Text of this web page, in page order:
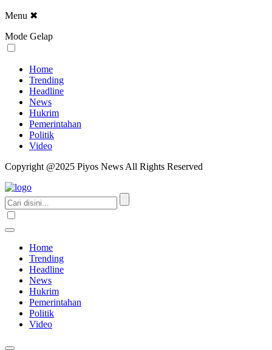
Menu ✖
Mode Gelap
Home
Trending
Headline
News
Hukrim
Pemerintahan
Politik
Video
Copyright @2025 Piyos News All Rights Reserved
Home
Trending
Headline
News
Hukrim
Pemerintahan
Politik
Video